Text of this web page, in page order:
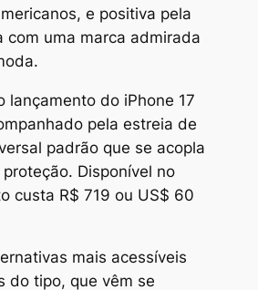
e positiva pela
com uma marca admirada
lançamento do iPhone 17
pela estreia de
padrão que se acopla
Disponível no
custa R$ 719 ou US$ 60
mais acessíveis
do tipo, que vêm se